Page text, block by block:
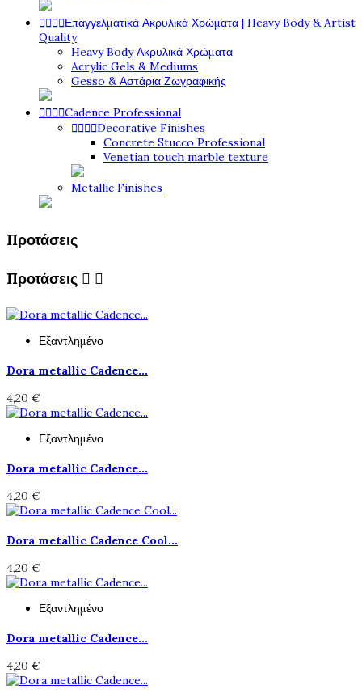
Επαγγελματικά Ακρυλικά Χρώματα | Heavy Body & Artist
Quality
Heavy Body Ακρυλικά Χρώματα
Acrylic Gels & Mediums
Gesso & Αστάρια Ζωγραφικής
Cadence Professional
Decorative Finishes
Concrete Stucco Professional
Venetian touch marble texture
Metallic Finishes
Προτάσεις
Προτάσεις  
Εξαντλημένο
Dora metallic Cadence...
4,20 €
Εξαντλημένο
Dora metallic Cadence...
4,20 €
Dora metallic Cadence Cool...
4,20 €
Εξαντλημένο
Dora metallic Cadence...
4,20 €